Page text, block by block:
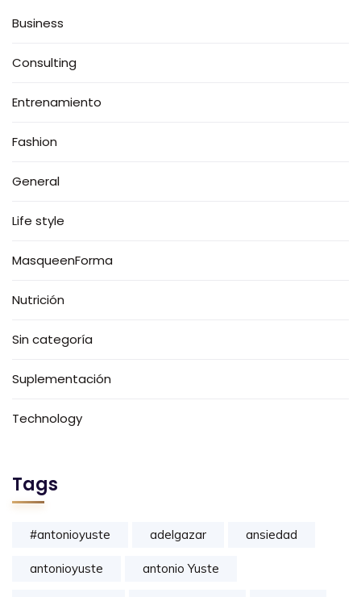
Business
Consulting
Entrenamiento
Fashion
General
Life style
MasqueenForma
Nutrición
Sin categoría
Suplementación
Technology
Tags
#antonioyuste adelgazar ansiedad
antonioyuste antonio Yuste